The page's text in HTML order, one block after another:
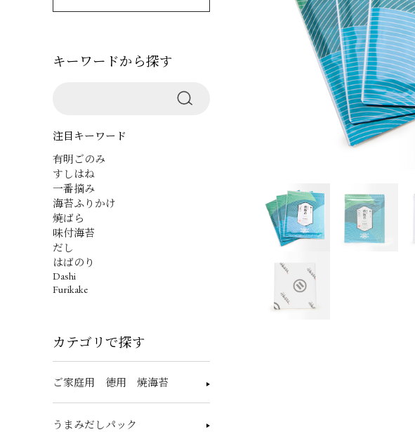
キーワードから探す
注目キーワード
有明ごのみ
すしはね
一番摘み
海苔ふりかけ
焼ばら
味付海苔
だし
はばのり
Dashi
Furikake
カテゴリで探す
ご家庭用 徳用 焼海苔
うまみだしパック